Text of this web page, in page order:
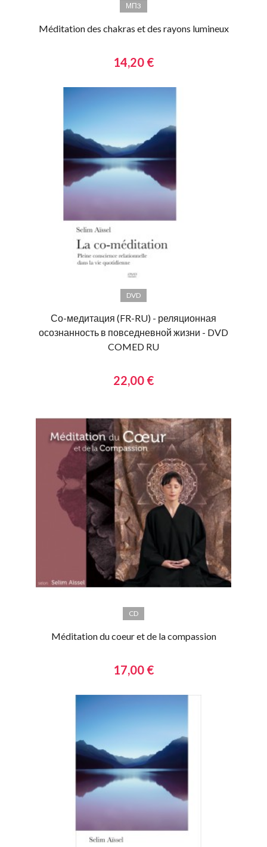
МП3
Méditation des chakras et des rayons lumineux
14,20 €
DVD
Со-медитация (FR-RU) - реляционная
осознанность в повседневной жизни - DVD
COMED RU
22,00 €
CD
Méditation du coeur et de la compassion
17,00 €